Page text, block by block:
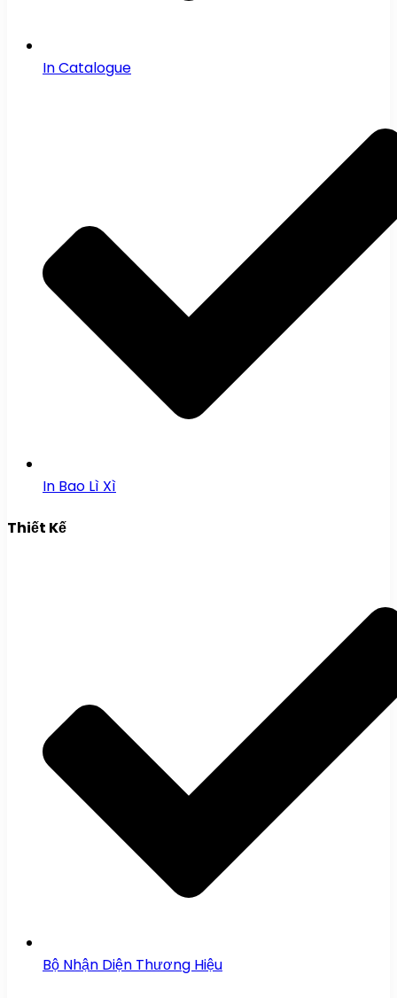
In Catalogue
In Bao Lì Xì
Thiết Kế
Bộ Nhận Diện Thương Hiệu